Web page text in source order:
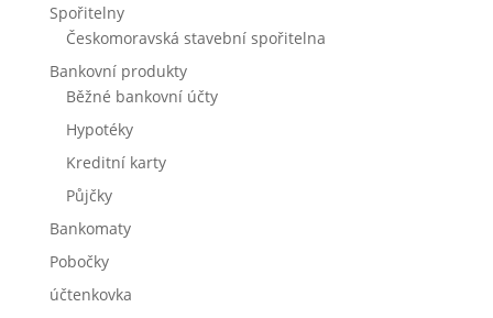
Spořitelny
Českomoravská stavební spořitelna
Bankovní produkty
Běžné bankovní účty
Hypotéky
Kreditní karty
Půjčky
Bankomaty
Pobočky
účtenkovka